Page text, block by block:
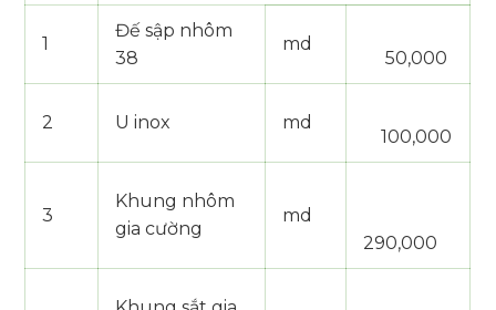
1
Đế sập nhôm
38
md
50,000
2 U inox md
100,000
3
Khung nhôm
gia cường
md
290,000